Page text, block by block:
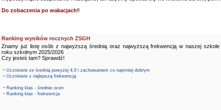
Do zobaczenia po wakacjach‼️
Ranking wyników rocznych ZSGH
Znamy już listę osób z najwyższą średnią oraz najwyższą frekwencją w naszej szkole
roku szkolnym 2025/2026
Czy jesteś tam? Sprawdź!
- Uczniowie ze średnią powyżej 4,0 i zachowaniem co najmniej dobrym
- Uczniowie z najlepszą frekwencją
- Ranking klas - średnie ocen
- Ranking klas - frekwencja